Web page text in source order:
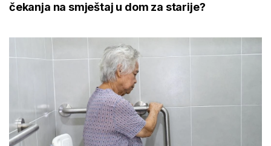
čekanja na smještaj u dom za starije?